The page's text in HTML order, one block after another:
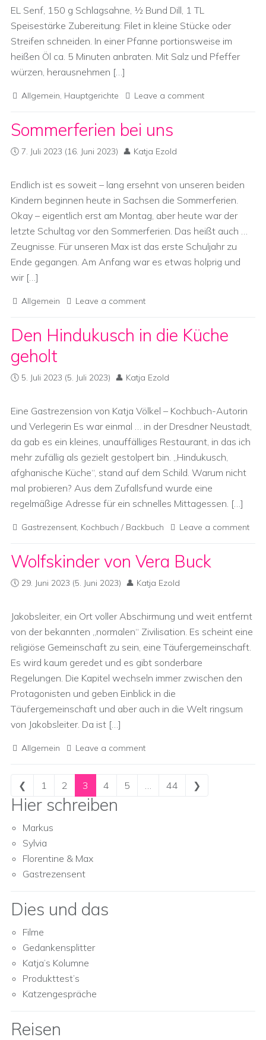
EL Senf, 150 g Schlagsahne, ½ Bund Dill, 1 TL
Speisestärke Zubereitung: Filet in kleine Stücke oder
Streifen schneiden. In einer Pfanne portionsweise im
heißen Öl ca. 5 Minuten anbraten. Mit Salz und Pfeffer
würzen, herausnehmen […]
Allgemein, Hauptgerichte Leave a comment
Sommerferien bei uns
7. Juli 2023 (16. Juni 2023) Katja Ezold
Endlich ist es soweit – lang ersehnt von unseren beiden
Kindern beginnen heute in Sachsen die Sommerferien.
Okay – eigentlich erst am Montag, aber heute war der
letzte Schultag vor den Sommerferien. Das heißt auch …
Zeugnisse. Für unseren Max ist das erste Schuljahr zu
Ende gegangen. Am Anfang war es etwas holprig und
wir […]
Allgemein Leave a comment
Den Hindukusch in die Küche
geholt
5. Juli 2023 (5. Juli 2023) Katja Ezold
Eine Gastrezension von Katja Völkel – Kochbuch-Autorin
und Verlegerin Es war einmal … in der Dresdner Neustadt,
da gab es ein kleines, unauffälliges Restaurant, in das ich
mehr zufällig als gezielt gestolpert bin. „Hindukusch,
afghanische Küche“, stand auf dem Schild. Warum nicht
mal probieren? Aus dem Zufallsfund wurde eine
regelmäßige Adresse für ein schnelles Mittagessen. […]
Gastrezensent, Kochbuch / Backbuch Leave a comment
Wolfskinder von Vera Buck
29. Juni 2023 (5. Juni 2023) Katja Ezold
Jakobsleiter, ein Ort voller Abschirmung und weit entfernt
von der bekannten „normalen“ Zivilisation. Es scheint eine
religiöse Gemeinschaft zu sein, eine Täufergemeinschaft.
Es wird kaum geredet und es gibt sonderbare
Regelungen. Die Kapitel wechseln immer zwischen den
Protagonisten und geben Einblick in die
Täufergemeinschaft und aber auch in die Welt ringsum
von Jakobsleiter. Da ist […]
Allgemein Leave a comment
Posts navigation
❮ 1 2 3 4 5 … 44 ❯
Hier schreiben
Markus
Sylvia
Florentine & Max
Gastrezensent
Dies und das
Filme
Gedankensplitter
Katja’s Kolumne
Produkttest’s
Katzengespräche
Reisen